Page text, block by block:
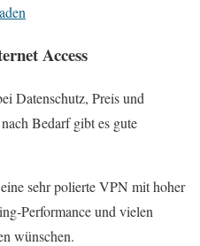
Access
Datenschutz, Preis und
Bedarf gibt es gute
sehr polierte VPN mit hoher
und vielen
wünschen.